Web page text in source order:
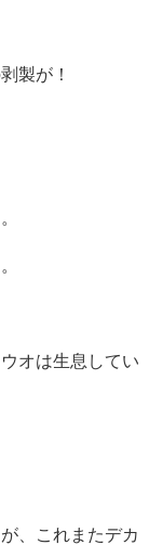
製が！
オは生息してい
、これまたデカ